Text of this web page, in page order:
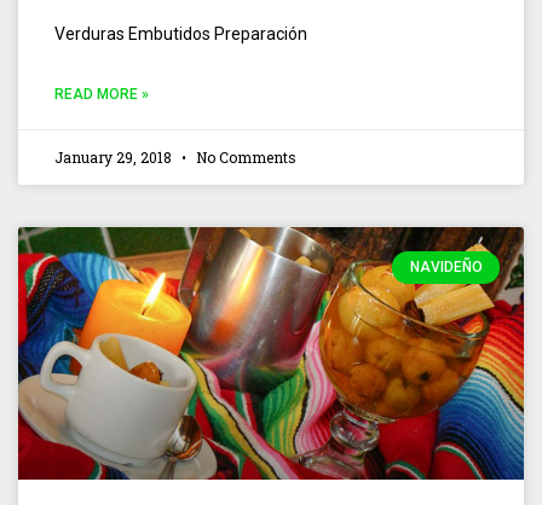
Verduras Embutidos Preparación
READ MORE »
January 29, 2018 No Comments
NAVIDEÑO